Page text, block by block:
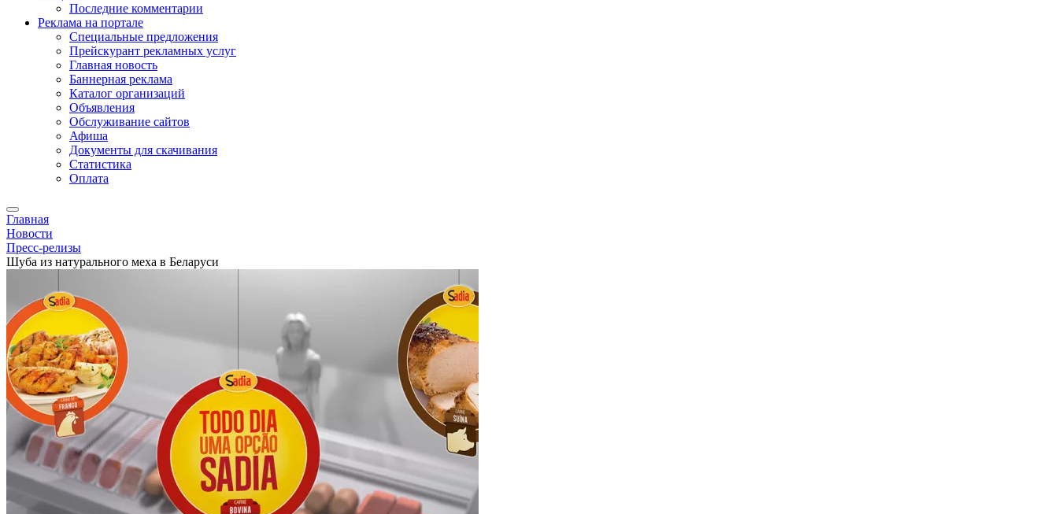
Последние комментарии
Реклама на портале
Специальные предложения
Прейскурант рекламных услуг
Главная новость
Баннерная реклама
Каталог организаций
Объявления
Обслуживание сайтов
Афиша
Документы для скачивания
Статистика
Оплата
Главная
Новости
Пресс-релизы
Шуба из натурального меха в Беларуси